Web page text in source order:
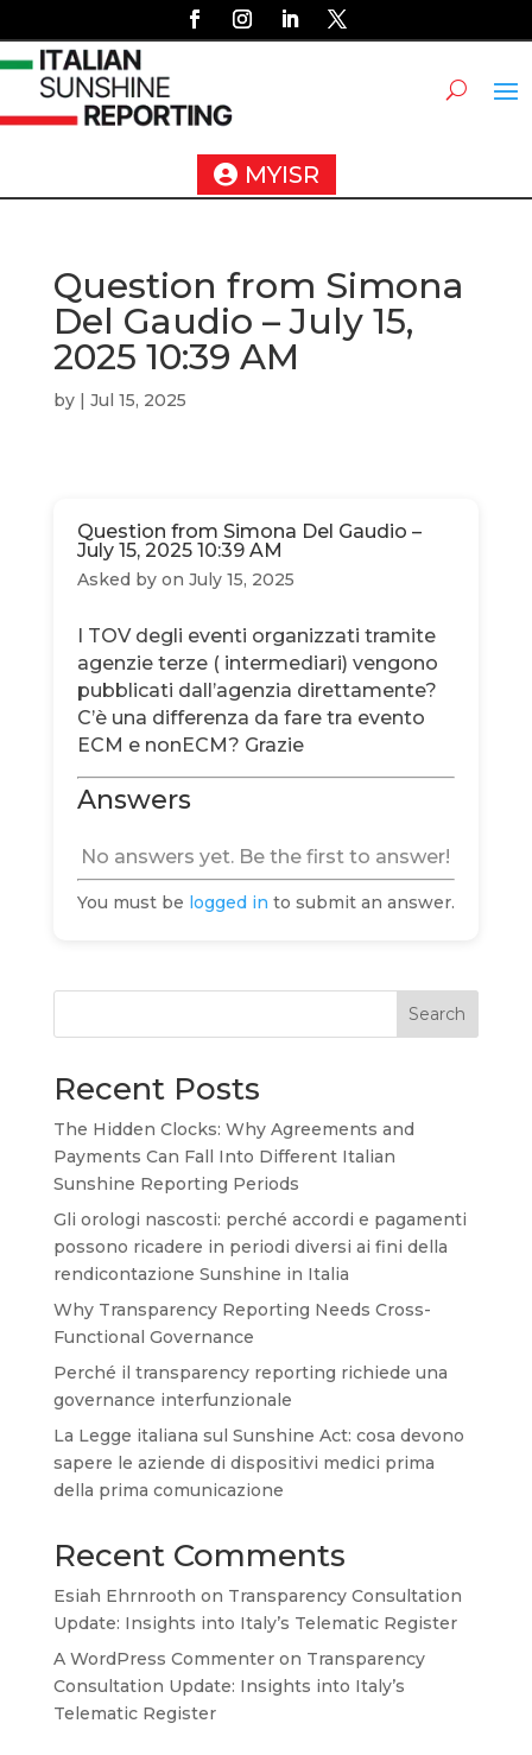
MYISR
Question from Simona
Del Gaudio – July 15,
2025 10:39 AM
by | Jul 15, 2025
Question from Simona Del Gaudio –
July 15, 2025 10:39 AM
Asked by on July 15, 2025
I TOV degli eventi organizzati tramite
agenzie terze ( intermediari) vengono
pubblicati dall’agenzia direttamente?
C’è una differenza da fare tra evento
ECM e nonECM? Grazie
Answers
No answers yet. Be the first to answer!
You must be logged in to submit an answer.
Search
Recent Posts
The Hidden Clocks: Why Agreements and
Payments Can Fall Into Different Italian
Sunshine Reporting Periods
Gli orologi nascosti: perché accordi e pagamenti
possono ricadere in periodi diversi ai fini della
rendicontazione Sunshine in Italia
Why Transparency Reporting Needs Cross-
Functional Governance
Perché il transparency reporting richiede una
governance interfunzionale
La Legge italiana sul Sunshine Act: cosa devono
sapere le aziende di dispositivi medici prima
della prima comunicazione
Recent Comments
Esiah Ehrnrooth on Transparency Consultation
Update: Insights into Italy’s Telematic Register
A WordPress Commenteron Transparency
Consultation Update: Insights into Italy’s
Telematic Register